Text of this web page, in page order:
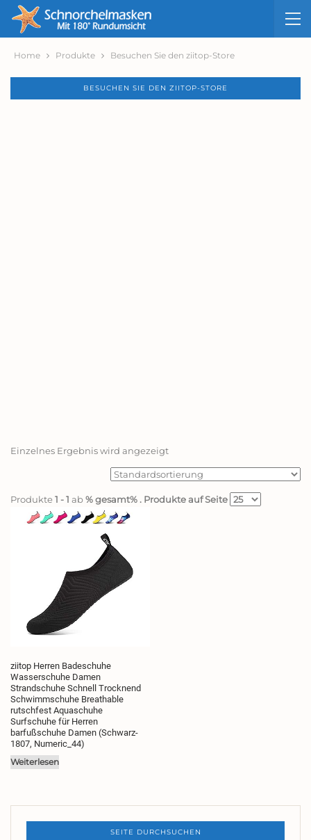
Home Produkte Besuchen Sie den ziitop-Store
BESUCHEN SIE DEN ZIITOP-STORE
Einzelnes Ergebnis wird angezeigt
Produkte1 - 1 ab% gesamt% . Produkte auf Seite
ziitop Herren Badeschuhe
Wasserschuhe Damen
Strandschuhe Schnell Trocknend
Schwimmschuhe Breathable
rutschfest Aquaschuhe
Surfschuhe für Herren
barfußschuhe Damen (Schwarz-
1807, Numeric_44)
Weiterlesen
SEITE DURCHSUCHEN